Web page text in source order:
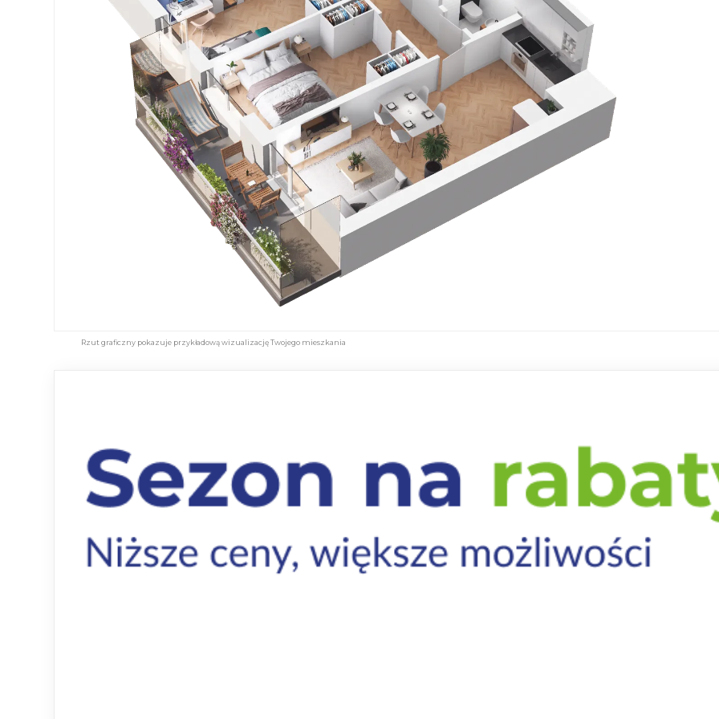
Spravia Sp. z o.o. oraz jej Partnerów we wskazanych powyżej celach.
wycofać zgodę i dokonać zmiany ustawień dotyczących plików cookie w każdej chwili za
„Ustawienia plików cookie” dostępnego z poziomuPolityki prywatności – pliki cookie
Możesz również dostosować wybory dotyczące plików cookie i udzielić zgody na
w Serwisie tylko w wybranych przez Ciebie celach poprzez wybranie opcji „Dostosuj
Rzut graficzny pokazuje przykładową wizualizację Twojego mieszkania